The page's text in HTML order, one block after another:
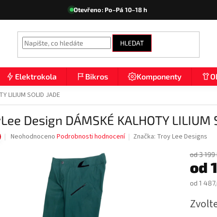
Otevřeno: Po–Pá 10–18 h
HLEDAT
Elektrokola Bikros Komponenty
LILIUM SOLID JADE
Design DÁMSKÉ KALHOTY LILIUM
Průměrné
Neohodnoceno Podrobnosti hodnocení Značka: Troy Lee Designs
od 3 199
od
od 1
cena: